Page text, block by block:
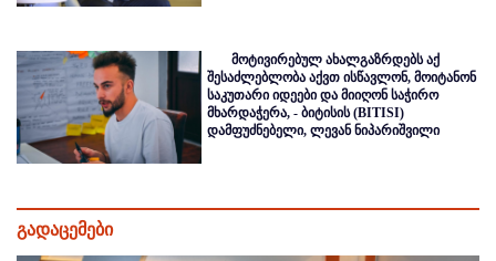
მოტივირებულ ახალგაზრდებს აქ
შესაძლებლობა აქვთ ისწავლონ, მოიტანონ
საკუთარი იდეები და მიიღონ საჭირო
მხარდაჭერა, - ბიტისის (BITISI)
დამფუძნებელი, ლევან ნიპარიშვილი
გადაცემები